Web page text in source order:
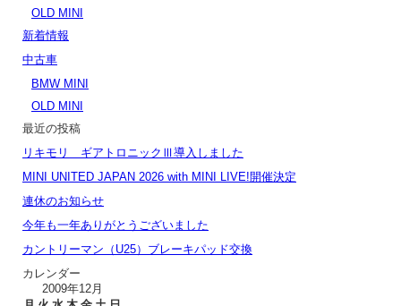
OLD MINI
新着情報
中古車
BMW MINI
OLD MINI
最近の投稿
リキモリ ギアトロニックⅢ導入しました
MINI UNITED JAPAN 2026 with MINI LIVE!開催決定
連休のお知らせ
今年も一年ありがとうございました
カントリーマン（U25）ブレーキパッド交換
カレンダー
2009年12月